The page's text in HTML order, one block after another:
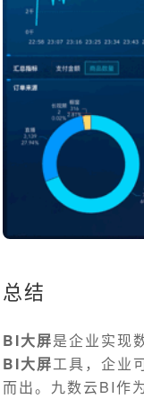
总结
BI大屏是企业实现
BI大屏工具，企业
而出。九数云BI作